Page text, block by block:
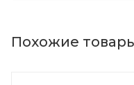
Похожие